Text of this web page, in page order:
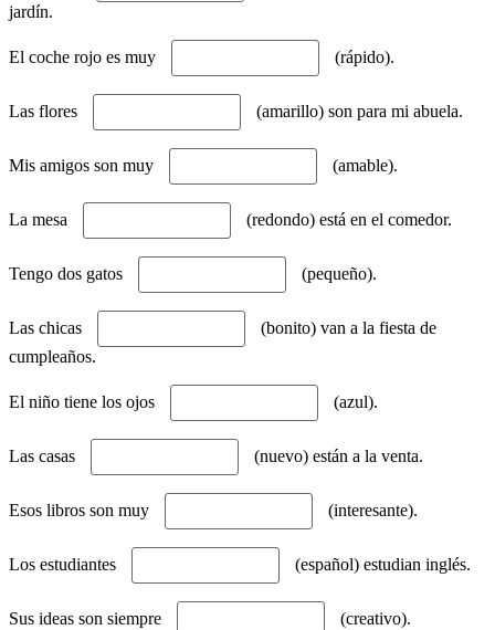
jardín.
El coche rojo es muy (rápido).
Las flores (amarillo) son para mi abuela.
Mis amigos son muy (amable).
La mesa (redondo) está en el comedor.
Tengo dos gatos (pequeño).
Las chicas
(bonito) van a la fiesta de
cumpleaños.
El niño tiene los ojos (azul).
Las casas (nuevo) están a la venta.
Esos libros son muy (interesante).
Los estudiantes (español) estudian inglés.
Sus ideas son siempre (creativo).